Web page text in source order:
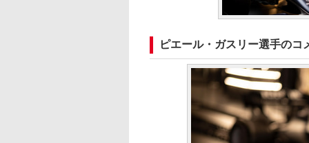
ピエール・ガスリー選手のコ